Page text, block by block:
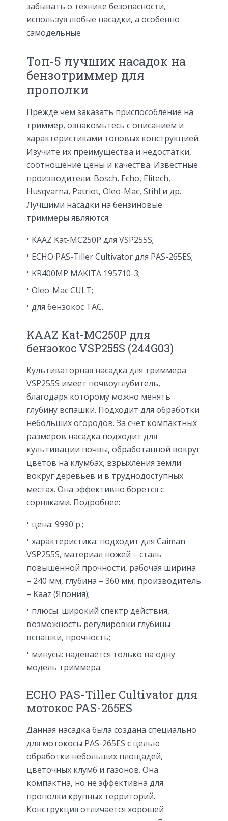
забывать о технике безопасности,
используя любые насадки, а особенно
самодельные
Топ-5 лучших насадок на
бензотриммер для
прополки
Прежде чем заказать приспособление на
триммер, ознакомьтесь с описанием и
характеристиками топовых конструкцией.
Изучите их преимущества и недостатки,
соотношение цены и качества. Известные
производители: Bosch, Echo, Elitech,
Husqvarna, Patriot, Oleo-Mac, Stihl и др.
Лучшими насадки на бензиновые
триммеры являются:
KAAZ Kat-MC250P для VSP255S;
ECHO PAS-Tiller Cultivator для PAS-265ES;
KR400MP MAKITA 195710-3;
Oleo-Mac CULT;
для бензокос TAC.
KAAZ Kat-MC250P для
бензокос VSP255S (244G03)
Культиваторная насадка для триммера
VSP255S имеет почвоуглубитель,
благодаря которому можно менять
глубину вспашки. Подходит для обработки
небольших огородов. За счет компактных
размеров насадка подходит для
культивации почвы, обработанной вокруг
цветов на клумбах, взрыхления земли
вокруг деревьев и в труднодоступных
местах. Она эффективно борется с
сорняками. Подробнее:
цена: 9990 р.;
характеристика: подходит для Caiman
VSP255S, материал ножей – сталь
повышенной прочности, рабочая ширина
– 240 мм, глубина – 360 мм, производитель
– Kaaz (Япония);
плюсы: широкий спектр действия,
возможность регулировки глубины
вспашки, прочность;
минусы: надевается только на одну
модель триммера.
ECHO PAS-Tiller Cultivator для
мотокос PAS-265ES
Данная насадка была создана специально
для мотокосы PAS-265ES с целью
обработки небольших площадей,
цветочных клумб и газонов. Она
компактна, но не эффективна для
прополки крупных территорий.
Конструкция отличается хорошей